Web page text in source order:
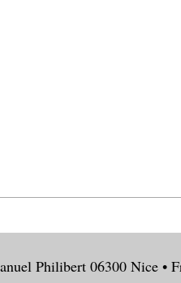
Philibert 06300 Nice •